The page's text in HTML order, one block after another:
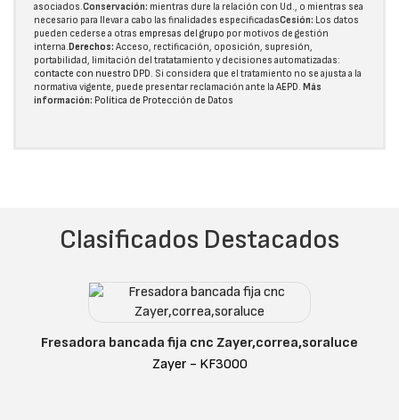
asociados.Conservación: mientras dure la relación con Ud., o mientras sea
necesario para llevar a cabo las finalidades especificadasCesión: Los datos
pueden cederse a otras empresas del grupo por motivos de gestión
interna.Derechos: Acceso, rectificación, oposición, supresión,
portabilidad, limitación del tratatamiento y decisiones automatizadas:
contacte con nuestro DPD. Si considera que el tratamiento no se ajusta a la
normativa vigente, puede presentar reclamación ante la AEPD. Más
información: Política de Protección de Datos
Clasificados Destacados
Fresadora bancada fija cnc Zayer,correa,soraluce
Zayer - KF3000